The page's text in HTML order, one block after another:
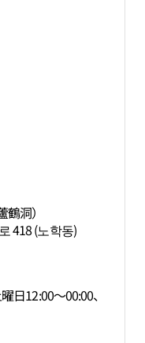
洞）
418 (노학동)
日12:00～00:00、